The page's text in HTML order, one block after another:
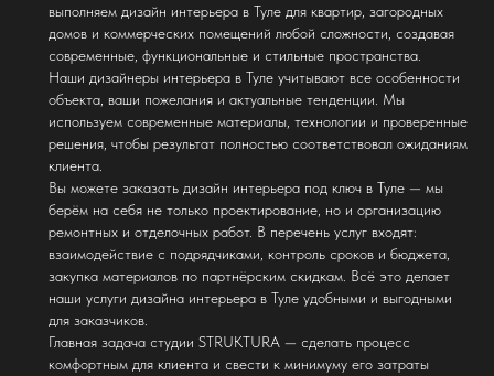
выполняем дизайн интерьера в Туле для квартир, загородных
домов и коммерческих помещений любой сложности, создавая
современные, функциональные и стильные пространства.
Наши дизайнеры интерьера в Туле учитывают все особенности
объекта, ваши пожелания и актуальные тенденции. Мы
используем современные материалы, технологии и проверенные
решения, чтобы результат полностью соответствовал ожиданиям
клиента.
Вы можете заказать дизайн интерьера под ключ в Туле — мы
берём на себя не только проектирование, но и организацию
ремонтных и отделочных работ. В перечень услуг входят:
взаимодействие с подрядчиками, контроль сроков и бюджета,
закупка материалов по партнёрским скидкам. Всё это делает
наши услуги дизайна интерьера в Туле удобными и выгодными
для заказчиков.
Главная задача студии STRUKTURA — сделать процесс
комфортным для клиента и свести к минимуму его затраты